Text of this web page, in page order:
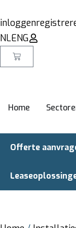
inloggen
NLENG
Home
Offerte